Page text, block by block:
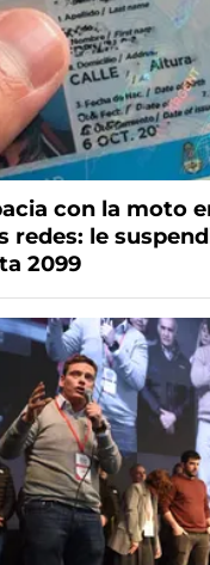
con la moto
redes: le
2099